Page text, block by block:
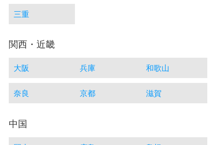
三重
関西・近畿
大阪 兵庫 和歌山
奈良 京都 滋賀
中国